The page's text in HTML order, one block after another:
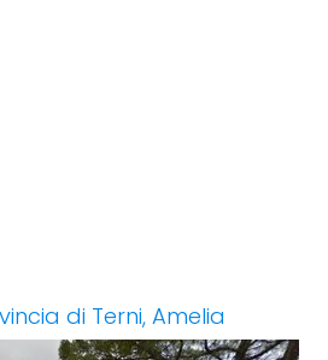
di Terni, Amelia